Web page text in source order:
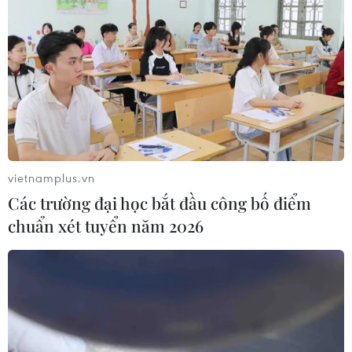
vietnamplus.vn
Các trường đại học bắt đầu công bố điểm
chuẩn xét tuyển năm 2026